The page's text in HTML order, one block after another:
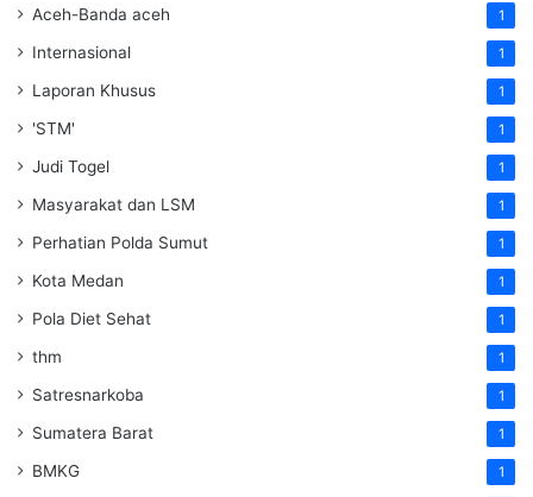
Aceh-Banda aceh 1
Internasional 1
Laporan Khusus 1
'STM' 1
Judi Togel 1
Masyarakat dan LSM 1
Perhatian Polda Sumut 1
Kota Medan 1
Pola Diet Sehat 1
thm 1
Satresnarkoba 1
Sumatera Barat 1
BMKG 1